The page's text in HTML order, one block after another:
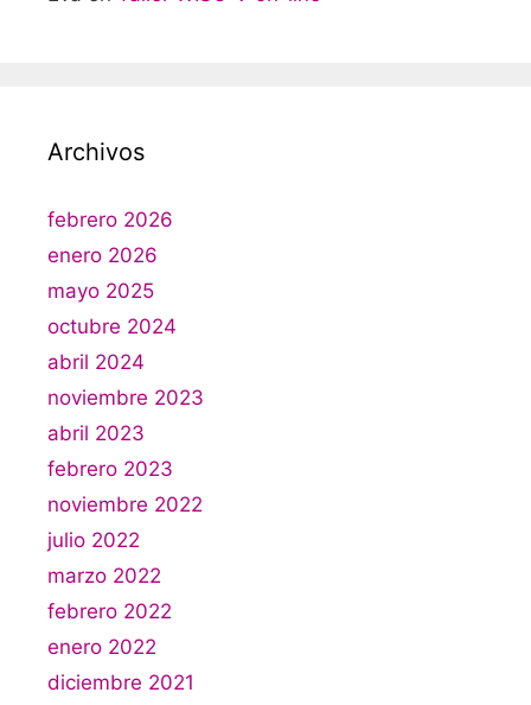
Archivos
febrero 2026
enero 2026
mayo 2025
octubre 2024
abril 2024
noviembre 2023
abril 2023
febrero 2023
noviembre 2022
julio 2022
marzo 2022
febrero 2022
enero 2022
diciembre 2021